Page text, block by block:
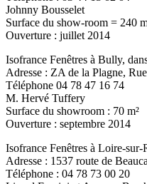
Johnny Bousselet
Surface du show-room = 240
Ouverture : juillet 2014
Isofrance Fenêtres à Bully,
Adresse : ZA de la Plagne,
Téléphone 04 78 47 16 74
M. Hervé Tuffery
Surface du showroom : 70 m²
Ouverture : septembre 2014
Isofrance Fenêtres à Loire-
Adresse : 1537 route de
Téléphone : 04 78 73 00 20